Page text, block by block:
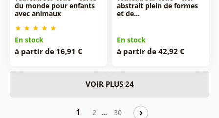
du monde pour enfants
avec animaux
En stock
à partir de 16,91 €
abstrait plein de formes
et de…
En stock
à partir de 42,92 €
VOIR PLUS 24
1 2 … 30